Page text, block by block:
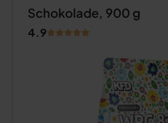
Schokolade, 900 g
4.9